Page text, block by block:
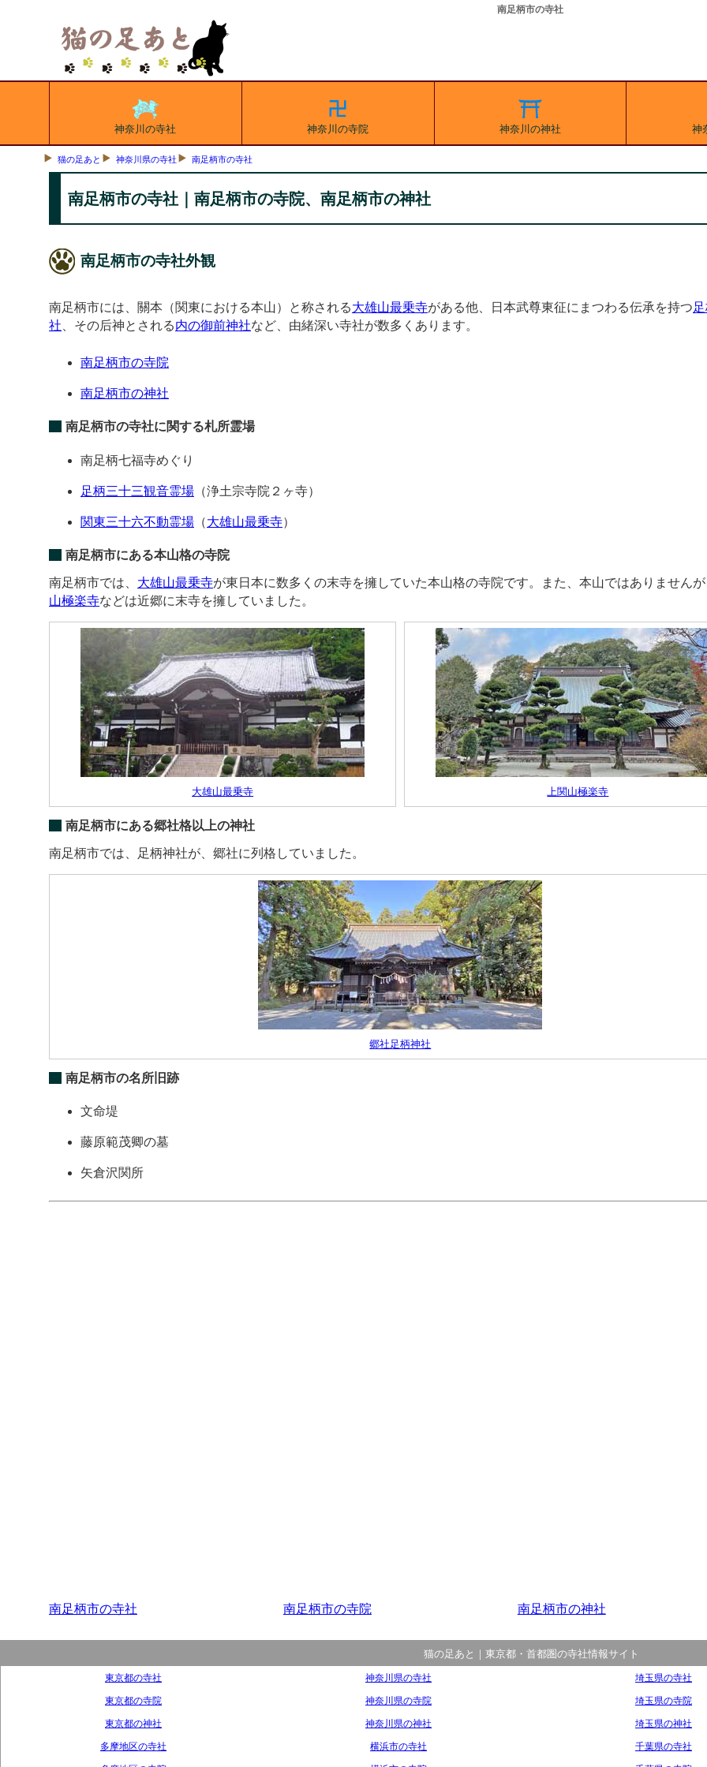
南足柄市の寺社
神奈川の寺社 神奈川の寺院 神奈川の神社 神
猫の足あと 神奈川県の寺社 南足柄市の寺社
南足柄市の寺社｜南足柄市の寺院、南足柄市の神社
南足柄市の寺社外観
南足柄市には、關本（関東における本山）と称される大雄山最乗寺がある他、日本武尊東征にまつわる伝承を持つ
社 、その后神とされる内の御前神社など、由緒深い寺社が数多くあります。
南足柄市の寺院
南足柄市の神社
南足柄市の寺社に関する札所霊場
南足柄七福寺めぐり
足柄三十三観音霊場 （浄土宗寺院２ヶ寺）
関東三十六不動霊場 （大雄山最乗寺）
南足柄市にある本山格の寺院
南足柄市では、 大雄山最乗寺が東日本に数多くの末寺を擁していた本山格の寺院です。また、本山ではありません
山極楽寺などは近郷に末寺を擁していました。
大雄山最乗寺 上関山極楽寺
南足柄市にある郷社格以上の神社
南足柄市では、足柄神社が、郷社に列格していました。
郷社足柄神社
南足柄市の名所旧跡
文命堤
藤原範茂卿の墓
矢倉沢関所
南足柄市の寺社 南足柄市の寺院 南足柄市の神社
猫の足あと｜東京都・首都圏の寺社情報サイト
東京都の寺社
東京都の寺院
東京都の神社
多摩地区の寺社
神奈川県の寺社
神奈川県の寺院
神奈川県の神社
横浜市の寺社
埼玉県の寺社
埼玉県の寺院
埼玉県の神社
千葉県の寺社